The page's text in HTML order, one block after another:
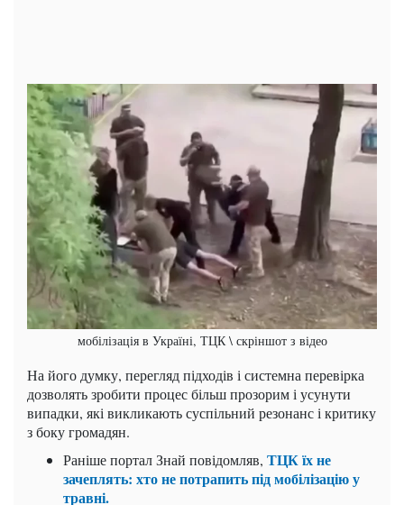
мобілізація в Україні, ТЦК \ скріншот з відео
На його думку, перегляд підходів і системна перевірка
дозволять зробити процес більш прозорим і усунути
випадки, які викликають суспільний резонанс і критику
з боку громадян.
Раніше портал Знай повідомляв, ТЦК їх не
зачеплять: хто не потрапить під мобілізацію у
травні.